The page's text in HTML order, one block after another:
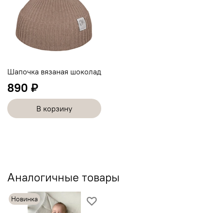
Шапочка вязаная шоколад
890 ₽
В корзину
Аналогичные товары
Новинка